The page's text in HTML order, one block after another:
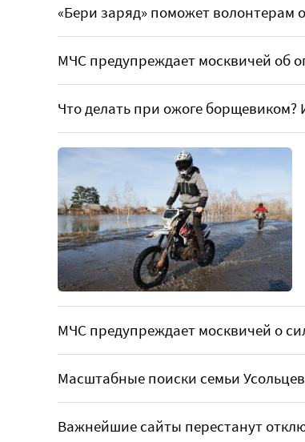
«Бери заряд» поможет волонтерам
МЧС предупреждает москвичей об
Что делать при ожоге
МЧС предупреждает москвичей о
Масштабные поиски семьи
Важнейшие сайты перестанут